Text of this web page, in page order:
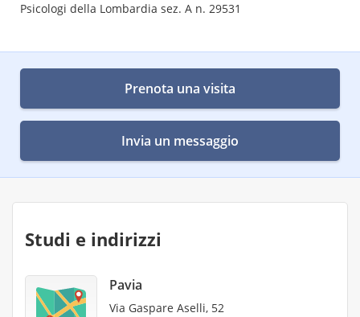
Psicologi della Lombardia sez. A n. 29531
Prenota una visita
Invia un messaggio
Studi e indirizzi
Pavia
Via Gaspare Aselli, 52